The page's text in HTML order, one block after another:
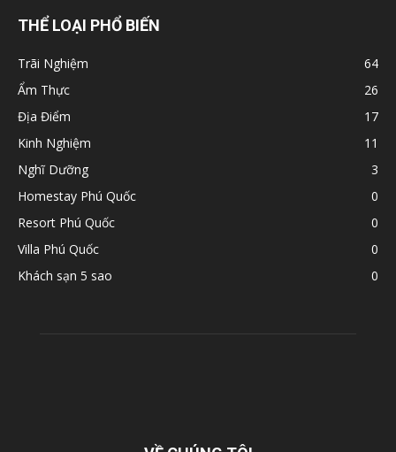
THỂ LOẠI PHỔ BIẾN
Trãi Nghiệm
64
Ẩm Thực
26
Địa Điểm
17
Kinh Nghiệm
11
Nghĩ Dưỡng
3
Homestay Phú Quốc
0
Resort Phú Quốc
0
Villa Phú Quốc
0
Khách sạn 5 sao
0